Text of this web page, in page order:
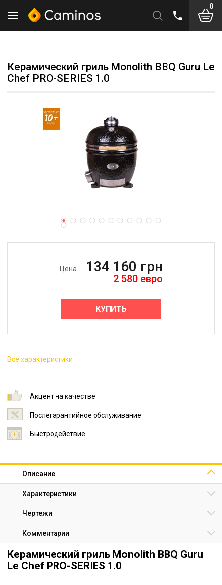
0
Керамический гриль Monolith BBQ Guru Le
Chef PRO-SERIES 1.0
Цена 134 160 грн
2 580 евро
КУПИТЬ
Все характеристики
Акцент на качестве
Послегарантийное обслуживание
Быстродействие
Описание
Характеристики
Чертежи
Комментарии
Керамический гриль Monolith BBQ Guru
Le Chef PRO-SERIES 1.0